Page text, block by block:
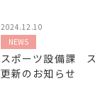
2024.12.10
NEWS
スポーツ設備課
更新のお知らせ